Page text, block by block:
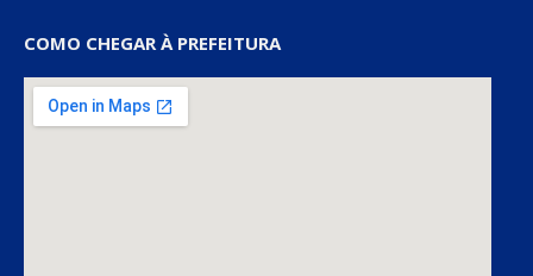
COMO CHEGAR À PREFEITURA